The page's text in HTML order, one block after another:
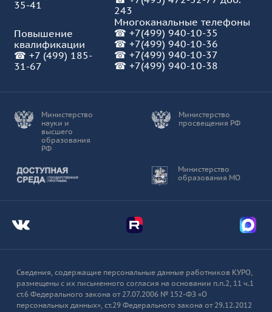
35-41
243
Многоканальные телефоны
☎ +7(499) 940-10-35
☎ +7(499) 940-10-36
☎ +7(499) 940-10-37
☎ +7(499) 940-10-38
Повышение
квалификации
☎ +7 (499) 185-
31-67
Министерство
науки и
высшего
образования
РФ
Министерство
просвещения РФ
Министерство
образования МО
Доступная среда
Мы во Вконтакте Мы в Telegram Мы в
Сведения, содержащие персональные данные работников КУРО,
размещены с их письменного согласия на основании п.п.2, 11 ч.1
ст.6 Федерального закона от 27.07.2006 № 152-ФЗ «О
персональных данных», ст.29 Федерального закона от 29.12.2012